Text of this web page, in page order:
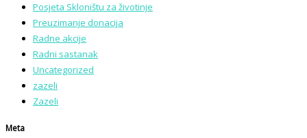
Posjeta Skloništu za životinje
Preuzimanje donacija
Radne akcije
Radni sastanak
Uncategorized
zazeli
Zazeli
Meta